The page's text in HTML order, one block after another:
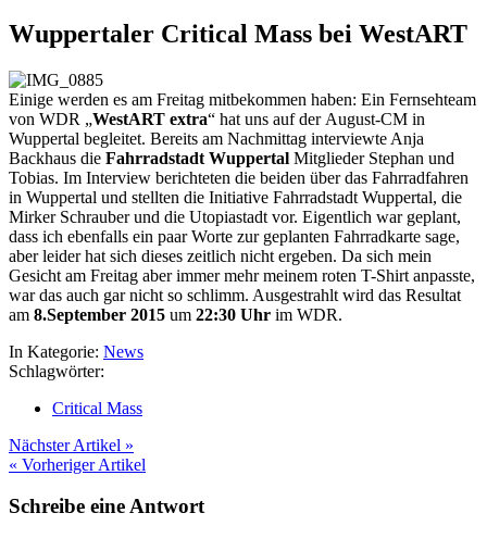
Wuppertaler Critical Mass bei WestART
Einige werden es am Freitag mitbekommen haben: Ein Fernsehteam
von WDR „WestART extra“ hat uns auf der August-CM in
Wuppertal begleitet. Bereits am Nachmittag interviewte Anja
Backhaus die Fahrradstadt Wuppertal Mitglieder Stephan und
Tobias. Im Interview berichteten die beiden über das Fahrradfahren
in Wuppertal und stellten die Initiative Fahrradstadt Wuppertal, die
Mirker Schrauber und die Utopiastadt vor. Eigentlich war geplant,
dass ich ebenfalls ein paar Worte zur geplanten Fahrradkarte sage,
aber leider hat sich dieses zeitlich nicht ergeben. Da sich mein
Gesicht am Freitag aber immer mehr meinem roten T-Shirt anpasste,
war das auch gar nicht so schlimm. Ausgestrahlt wird das Resultat
am 8.September 2015 um 22:30 Uhr im WDR.
In Kategorie: News
Schlagwörter:
Critical Mass
Nächster Artikel »
« Vorheriger Artikel
Schreibe eine Antwort